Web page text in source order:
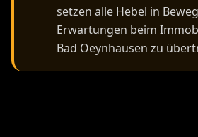
setzen alle Hebel in
Erwartungen beim
Bad Oeynhausen zu